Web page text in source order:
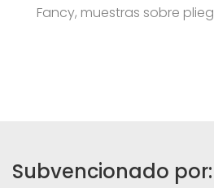
Fancy, muestras sobre
Subvencionado por: